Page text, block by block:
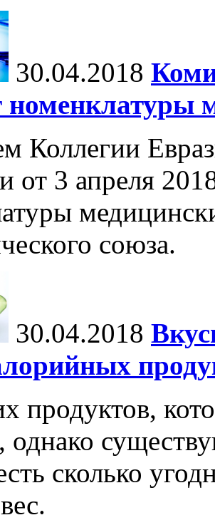
30.04.2018
номенклатуры
Коллегии
от 3 апреля
союза.
30.04.2018
продуктов,
однако
сколько